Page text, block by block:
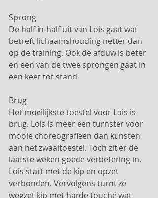
Sprong
De half in-half uit van Lois gaat wat
betreft lichaamshouding netter dan
op de training. Ook de afduw is beter
en een van de twee sprongen gaat in
een keer tot stand.
Brug
Het moeilijkste toestel voor Lois is
brug. Lois is meer een turnster voor
mooie choreografieen dan kunsten
aan het zwaaitoestel. Toch zit er de
laatste weken goede verbetering in.
Lois start met de kip en opzet
verbonden. Vervolgens turnt ze
wegzet kip met harde touché wat